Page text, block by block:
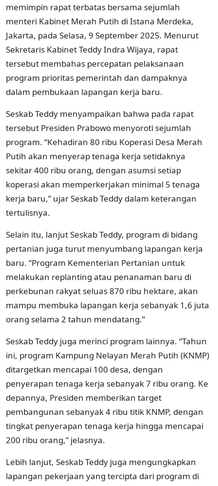
memimpin rapat terbatas bersama sejumlah
menteri Kabinet Merah Putih di Istana Merdeka,
Jakarta, pada Selasa, 9 September 2025. Menurut
Sekretaris Kabinet Teddy Indra Wijaya, rapat
tersebut membahas percepatan pelaksanaan
program prioritas pemerintah dan dampaknya
dalam pembukaan lapangan kerja baru.
Seskab Teddy menyampaikan bahwa pada rapat
tersebut Presiden Prabowo menyoroti sejumlah
program. “Kehadiran 80 ribu Koperasi Desa Merah
Putih akan menyerap tenaga kerja setidaknya
sekitar 400 ribu orang, dengan asumsi setiap
koperasi akan memperkerjakan minimal 5 tenaga
kerja baru,” ujar Seskab Teddy dalam keterangan
tertulisnya.
Selain itu, lanjut Seskab Teddy, program di bidang
pertanian juga turut menyumbang lapangan kerja
baru. “Program Kementerian Pertanian untuk
melakukan replanting atau penanaman baru di
perkebunan rakyat seluas 870 ribu hektare, akan
mampu membuka lapangan kerja sebanyak 1,6 juta
orang selama 2 tahun mendatang.”
Seskab Teddy juga merinci program lainnya. “Tahun
ini, program Kampung Nelayan Merah Putih (KNMP)
ditargetkan mencapai 100 desa, dengan
penyerapan tenaga kerja sebanyak 7 ribu orang. Ke
depannya, Presiden memberikan target
pembangunan sebanyak 4 ribu titik KNMP, dengan
tingkat penyerapan tenaga kerja hingga mencapai
200 ribu orang,” jelasnya.
Lebih lanjut, Seskab Teddy juga mengungkapkan
lapangan pekerjaan yang tercipta dari program di